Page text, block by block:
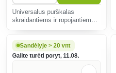
Universalus purškalas
skraidantiems ir ropojantiems
Sandėlyje > 20 vnt
Galite turėti poryt, 11.08.